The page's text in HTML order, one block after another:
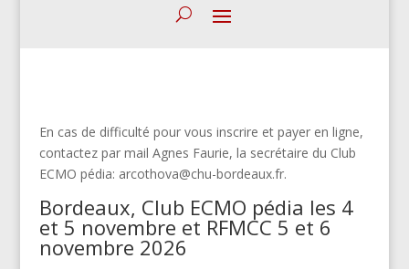
En cas de difficulté pour vous inscrire et payer en ligne,
contactez par mail Agnes Faurie, la secrétaire du Club
ECMO pédia: arcothova@chu-bordeaux.fr.
Bordeaux, Club ECMO pédia les 4
et 5 novembre et RFMCC 5 et 6
novembre 2026